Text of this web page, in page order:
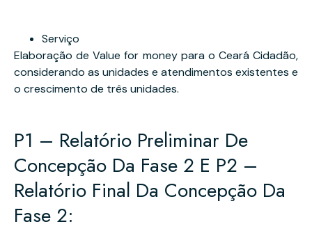
Serviço
Elaboração de Value for money para o Ceará Cidadão,
considerando as unidades e atendimentos existentes e
o crescimento de três unidades.
P1 – Relatório Preliminar De
Concepção Da Fase 2 E P2 –
Relatório Final Da Concepção Da
Fase 2: